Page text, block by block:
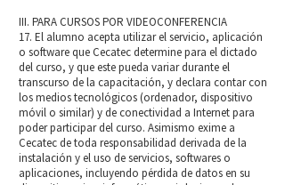
III. PARA CURSOS POR VIDEOCONFERENCIA
17. El alumno acepta utilizar el servicio, aplicación
o software que Cecatec determine para el dictado
del curso, y que este pueda variar durante el
transcurso de la capacitación, y declara contar con
los medios tecnológicos (ordenador, dispositivo
móvil o similar) y de conectividad a Internet para
poder participar del curso. Asimismo exime a
Cecatec de toda responsabilidad derivada de la
instalación y el uso de servicios, softwares o
aplicaciones, incluyendo pérdida de datos en su